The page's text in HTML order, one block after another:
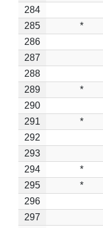
284
285
*
286
287
288
289
*
290
291
*
292
293
294
*
295
*
296
297